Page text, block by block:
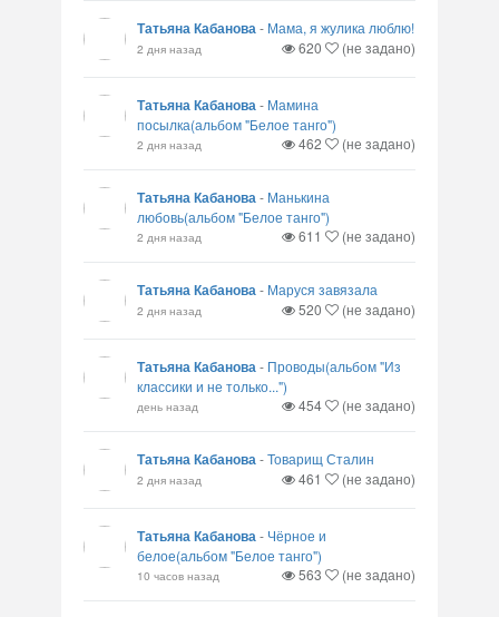
Татьяна Кабанова- Мама, я жулика люблю!
2 дня назад 620 (не задано)
Татьяна Кабанова- Мамина
посылка(альбом "Белое танго")
2 дня назад 462 (не задано)
Татьяна Кабанова- Манькина
любовь(альбом "Белое танго")
2 дня назад 611 (не задано)
Татьяна Кабанова- Маруся завязала
2 дня назад 520 (не задано)
Татьяна Кабанова- Проводы(альбом "Из
классики и не только...")
день назад 454 (не задано)
Татьяна Кабанова-Товарищ Сталин
2 дня назад 461 (не задано)
Татьяна Кабанова- Чёрное и
белое(альбом "Белое танго")
10 часов назад 563 (не задано)